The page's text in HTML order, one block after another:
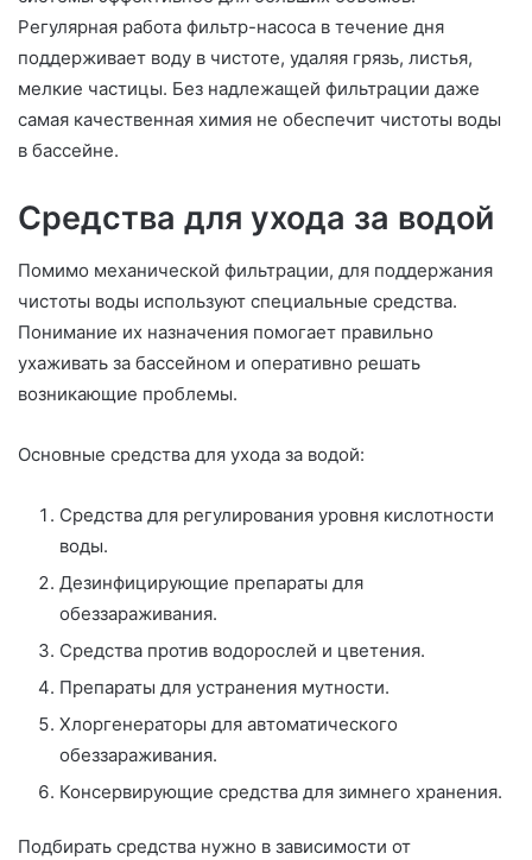
Регулярная работа фильтр-насоса в течение дня
поддерживает воду в чистоте, удаляя грязь, листья,
мелкие частицы. Без надлежащей фильтрации даже
самая качественная химия не обеспечит чистоты воды
в бассейне.
Средства для ухода за водой
Помимо механической фильтрации, для поддержания
чистоты воды используют специальные средства.
Понимание их назначения помогает правильно
ухаживать за бассейном и оперативно решать
возникающие проблемы.
Основные средства для ухода за водой:
Средства для регулирования уровня кислотности
воды.
Дезинфицирующие препараты для
обеззараживания.
Средства против водорослей и цветения.
Препараты для устранения мутности.
Хлоргенераторы для автоматического
обеззараживания.
Консервирующие средства для зимнего хранения.
Подбирать средства нужно в зависимости от